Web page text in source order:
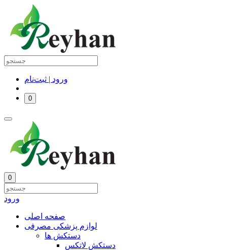
ورود | ثبت‌نام
0
0
ورود
صفحه اصلی
لوازم پزشکی مصرفی
دستکش ها
دستکش لاتکس